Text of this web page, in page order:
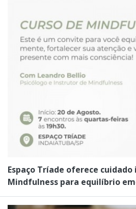
Espaço Tríade oferece
Mindfulness para equilíbrio